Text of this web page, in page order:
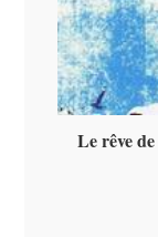
Le rêve